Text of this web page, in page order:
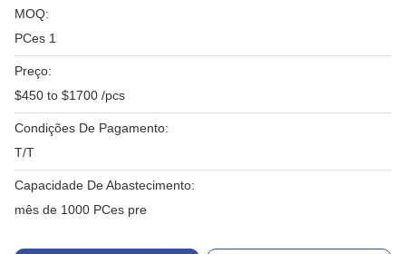
MOQ:
PCes 1
Preço:
$450 to $1700 /pcs
Condições De Pagamento:
T/T
Capacidade De Abastecimento:
mês de 1000 PCes pre